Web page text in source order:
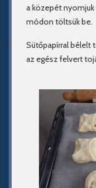
a közepét
módon töltsük be.
Sütőpapírral bélelt
az egész felvert